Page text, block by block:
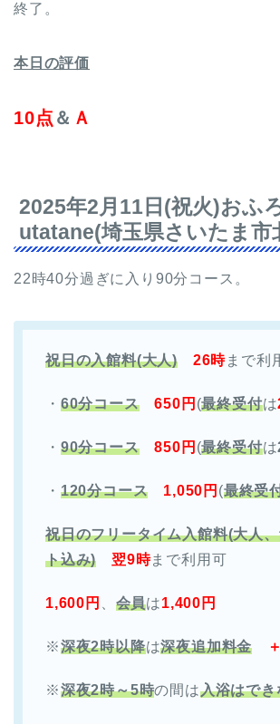
終了。
本日の評価
10点 ＆ Ａ
2025年2月11日(祝火)おふ
utatane(埼玉県さいたま市
22時40分過ぎに入り90分コース。
祝日の入館料(大人) 26時まで利
・ 60分コース 650円 (最終受付は
・ 90分コース 850円 (最終受付は
・ 120分コース 1,050円 (最終受
祝日のフリータイム入館料(大人
ト込み)
翌9時まで利用可
1,600円 会員は1,400円
※深夜2時以降は深夜追加料金
※深夜2時～5時の間は入浴はでき